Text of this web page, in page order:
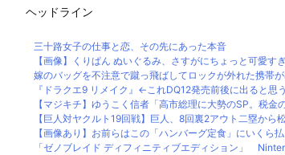
ヘッドライン
三十路女子の仕事と恋、その先にあった本音
【画像】くりぱん ぬいぐるみ、さすがにちょっと可愛す
嫁のバッグを不注意で蹴っ飛ばしてロックが外れた携帯
『ドラクエ9 リメイク』←これDQ12発売前後に出ると思
【マジキチ】ゆうこく信者「高市総理に大勢のSP。税
【巨人対ヤクルト19回戦】巨人、8回裏2アウト二塁から
【画像あり】お前らはこの「ハンバーグ定食」にいくら払
「ゼノブレイド ディフィニティブエディション」